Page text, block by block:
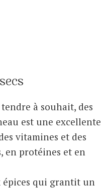
à souhait, des
est une excellente
vitamines et des
en protéines et en
épices qui grantit un